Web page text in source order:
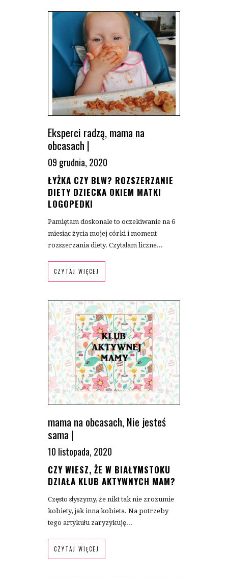
Eksperci radzą,mama na
obcasach |
09 grudnia, 2020
ŁYŻKA CZY BLW? ROZSZERZANIE
DIETY DZIECKA OKIEM MATKI
LOGOPEDKI
Pamiętam doskonale to oczekiwanie na 6
miesiąc życia mojej córki i moment
rozszerzania diety. Czytałam liczne...
CZYTAJ WIĘCEJ
mama na obcasach,Nie jesteś
sama |
10 listopada, 2020
CZY WIESZ, ŻE W BIAŁYMSTOKU
DZIAŁA KLUB AKTYWNYCH MAM?
Często słyszymy, że nikt tak nie zrozumie
kobiety, jak inna kobieta. Na potrzeby
tego artykułu zaryzykuję...
CZYTAJ WIĘCEJ